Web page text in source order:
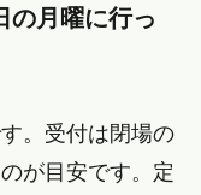
の月曜に行っ
。受付は閉場の
が目安です。定